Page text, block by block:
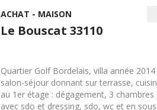
ACHAT - MAISON
Le Bouscat 33110
Quartier Golf Bordelais, villa année
salon-séjour donnant sur terrasse,
au 1er étage : dégagement, 3
avec sdo et dressing, sdo, wc et en